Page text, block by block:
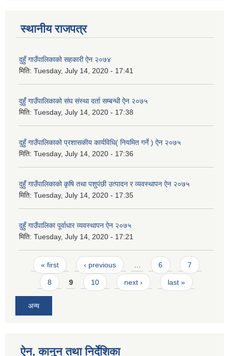
स्थानीय राजपत्र
दुहुँ गाउँपालिकाको सहकारी ऐन २०७४
मिति: Tuesday, July 14, 2020 - 17:41
दुहुँ गाउँपालिकाको संघ संस्था दर्ता सम्बन्धी ऐन २०७५
मिति: Tuesday, July 14, 2020 - 17:38
दुहुँ गाउँपालिकाको प्रशासकीय कार्यविधि( नियमित गर्ने ) ऐन २०७५
मिति: Tuesday, July 14, 2020 - 17:36
दुहुँ गाउँपालिकाको कृषि तथा पशुपंछी उत्पादन र व्यवस्थापन ऐन २०७५
मिति: Tuesday, July 14, 2020 - 17:35
दुहुँ गाउँपालिका पूर्वाधार व्यवस्थापन ऐन २०७५
मिति: Tuesday, July 14, 2020 - 17:21
Pages
« first ‹ previous 6 7
8 9 10 next › last »
अन्य
ऐन, कानुन तथा निर्देशिका